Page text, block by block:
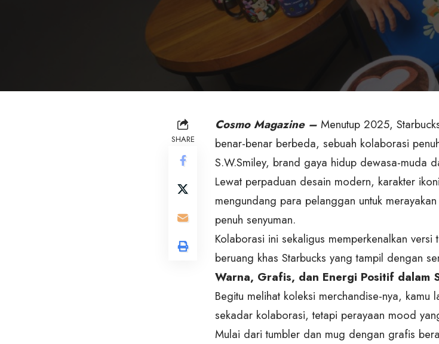
SHARE
Cosmo Magazine – Menutup 2025,
benar-benar berbeda, sebuah kolaborasi
S.W.Smiley, brand gaya hidup dewasa-muda
Lewat perpaduan desain modern, karakter
mengundang para pelanggan untuk
penuh senyuman.
Kolaborasi ini sekaligus memperkenalkan
beruang khas Starbucks yang tampil dengan
Warna, Grafis, dan Energi Positif dalam
Begitu melihat koleksi merchandise-nya, kamu
sekadar kolaborasi, tetapi perayaan mood
Mulai dari tumbler dan mug dengan grafis